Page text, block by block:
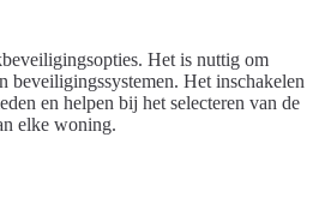
Het is nuttig om
beveiligingssystemen. Het inschakelen
en helpen bij het selecteren van de
elke woning.